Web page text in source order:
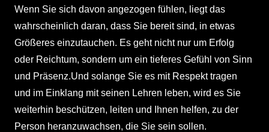
Wenn Sie sich davon angezogen fühlen, liegt das
wahrscheinlich daran, dass Sie bereit sind, in etwas
Größeres einzutauchen. Es geht nicht nur um Erfolg
oder Reichtum, sondern um ein tieferes Gefühl von Sinn
und Präsenz.Und solange Sie es mit Respekt tragen
und im Einklang mit seinen Lehren leben, wird es Sie
weiterhin beschützen, leiten und Ihnen helfen, zu der
Person heranzuwachsen, die Sie sein sollen.